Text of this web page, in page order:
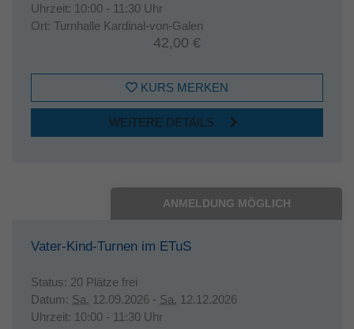
Uhrzeit: 10:00 - 11:30 Uhr
Ort: Turnhalle Kardinal-von-Galen
42,00 €
KURS MERKEN
WEITERE DETAILS
ANMELDUNG MÖGLICH
Vater-Kind-Turnen im ETuS
Status: 20 Plätze frei
Datum: Sa. 12.09.2026 - Sa. 12.12.2026
Uhrzeit: 10:00 - 11:30 Uhr